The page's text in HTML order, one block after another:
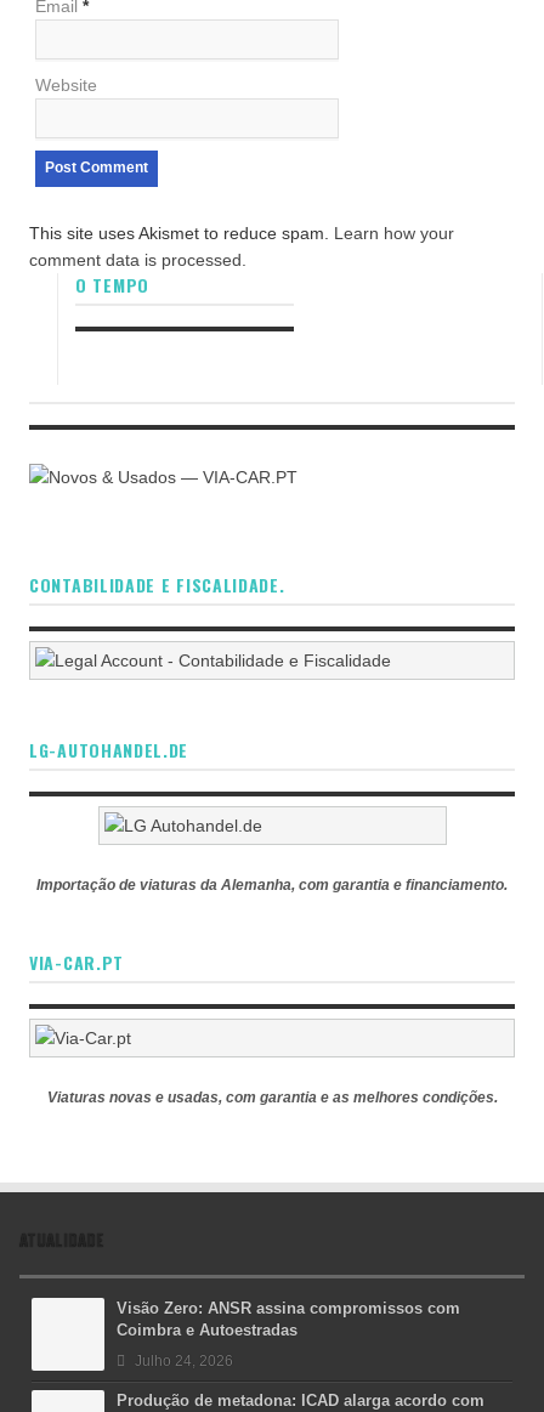
Email *
Website
This site uses Akismet to reduce spam. Learn how your
comment data is processed.
O TEMPO
CONTABILIDADE E FISCALIDADE.
LG-AUTOHANDEL.DE
Importação de viaturas da Alemanha, com garantia e financiamento.
VIA-CAR.PT
Viaturas novas e usadas, com garantia e as melhores condições.
ATUALIDADE
Visão Zero: ANSR assina compromissos com
Coimbra e Autoestradas
Julho 24, 2026
Produção de metadona: ICAD alarga acordo com